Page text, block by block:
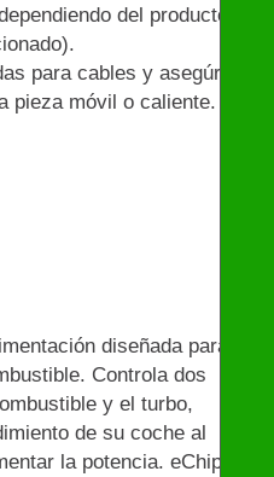
del producto
para cables y asegúrese
pieza móvil o caliente.
diseñada para un
Controla dos
y el turbo,
de su coche al
la potencia. eChip